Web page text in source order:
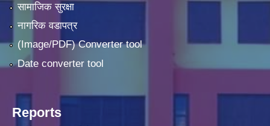
सामाजिक सुरक्षा
नागरिक वडापत्र
(Image/PDF) Converter tool
Date converter tool
Reports